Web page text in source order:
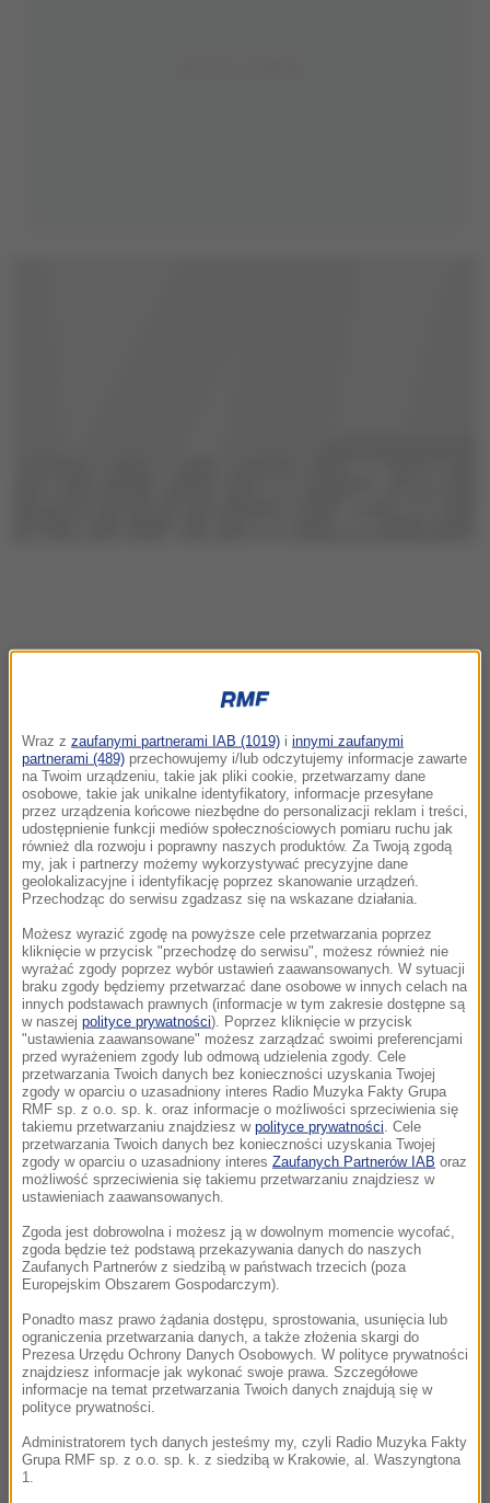
Wraz z zaufanymi partnerami IAB (1019) i innymi zaufanymi
partnerami (489) przechowujemy i/lub odczytujemy informacje zawarte
na Twoim urządzeniu, takie jak pliki cookie, przetwarzamy dane
osobowe, takie jak unikalne identyfikatory, informacje przesyłane
przez urządzenia końcowe niezbędne do personalizacji reklam i treści,
udostępnienie funkcji mediów społecznościowych pomiaru ruchu jak
również dla rozwoju i poprawny naszych produktów. Za Twoją zgodą
my, jak i partnerzy możemy wykorzystywać precyzyjne dane
geolokalizacyjne i identyfikację poprzez skanowanie urządzeń.
Przechodząc do serwisu zgadzasz się na wskazane działania.
Możesz wyrazić zgodę na powyższe cele przetwarzania poprzez
kliknięcie w przycisk "przechodzę do serwisu", możesz również nie
wyrażać zgody poprzez wybór ustawień zaawansowanych. W sytuacji
braku zgody będziemy przetwarzać dane osobowe w innych celach na
innych podstawach prawnych (informacje w tym zakresie dostępne są
w naszej polityce prywatności). Poprzez kliknięcie w przycisk
"ustawienia zaawansowane" możesz zarządzać swoimi preferencjami
przed wyrażeniem zgody lub odmową udzielenia zgody. Cele
przetwarzania Twoich danych bez konieczności uzyskania Twojej
zgody w oparciu o uzasadniony interes Radio Muzyka Fakty Grupa
RMF sp. z o.o. sp. k. oraz informacje o możliwości sprzeciwienia się
takiemu przetwarzaniu znajdziesz w polityce prywatności . Cele
przetwarzania Twoich danych bez konieczności uzyskania Twojej
zgody w oparciu o uzasadniony interes Zaufanych Partnerów IAB oraz
możliwość sprzeciwienia się takiemu przetwarzaniu znajdziesz w
ustawieniach zaawansowanych.
Zgoda jest dobrowolna i możesz ją w dowolnym momencie wycofać,
zgoda będzie też podstawą przekazywania danych do naszych
Zaufanych Partnerów z siedzibą w państwach trzecich (poza
Europejskim Obszarem Gospodarczym).
Ponadto masz prawo żądania dostępu, sprostowania, usunięcia lub
ograniczenia przetwarzania danych, a także złożenia skargi do
Prezesa Urzędu Ochrony Danych Osobowych. W polityce prywatności
znajdziesz informacje jak wykonać swoje prawa. Szczegółowe
informacje na temat przetwarzania Twoich danych znajdują się w
polityce prywatności.
Administratorem tych danych jesteśmy my, czyli Radio Muzyka Fakty
Grupa RMF sp. z o.o. sp. k. z siedzibą w Krakowie, al. Waszyngtona
1.